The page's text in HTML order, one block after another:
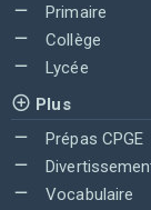
Primaire
Collège
Lycée
Plus
Prépas CPGE
Vocabulaire